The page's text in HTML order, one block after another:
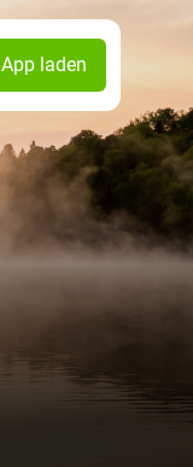
App laden